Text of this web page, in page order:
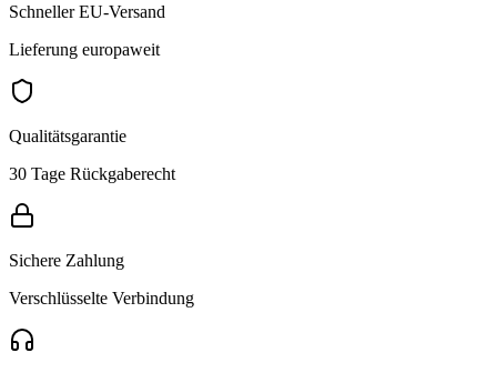
Schneller EU-Versand
Lieferung europaweit
Qualitätsgarantie
30 Tage Rückgaberecht
Sichere Zahlung
Verschlüsselte Verbindung